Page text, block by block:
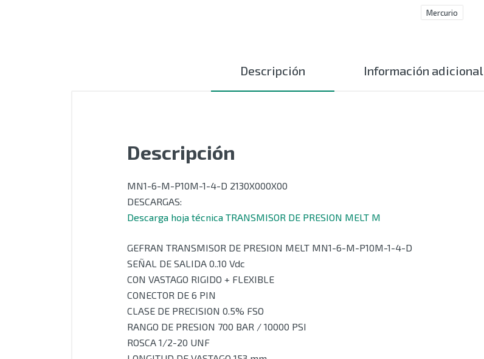
Mercurio
Descripción Información adicional
Descripción
MN1-6-M-P10M-1-4-D 2130X000X00
DESCARGAS:
Descarga hoja técnica TRANSMISOR DE PRESION MELT M
GEFRAN TRANSMISOR DE PRESION MELT MN1-6-M-P10M-1-4-D
SEÑAL DE SALIDA 0..10 Vdc
CON VASTAGO RIGIDO + FLEXIBLE
CONECTOR DE 6 PIN
CLASE DE PRECISION 0.5% FSO
RANGO DE PRESION 700 BAR / 10000 PSI
ROSCA 1/2-20 UNF